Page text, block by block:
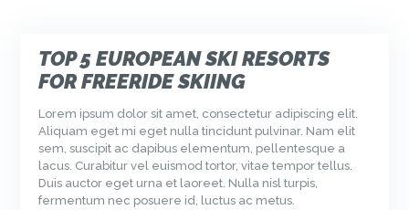
TOP 5 EUROPEAN SKI RESORTS
FOR FREERIDE SKIING
Lorem ipsum dolor sit amet, consectetur adipiscing elit.
Aliquam eget mi eget nulla tincidunt pulvinar. Nam elit
sem, suscipit ac dapibus elementum, pellentesque a
lacus. Curabitur vel euismod tortor, vitae tempor tellus.
Duis auctor eget urna et laoreet. Nulla nisl turpis,
fermentum nec posuere id, luctus ac metus.